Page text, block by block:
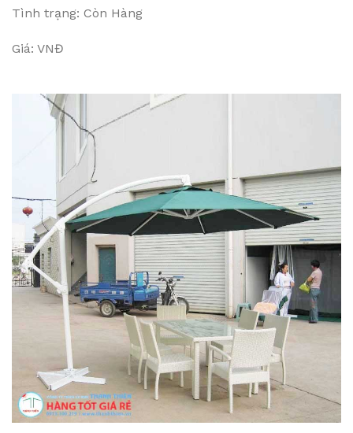
Tình trạng: Còn Hàng
Giá: VNĐ